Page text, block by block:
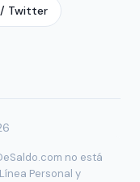
Twitter
no está
Personal y